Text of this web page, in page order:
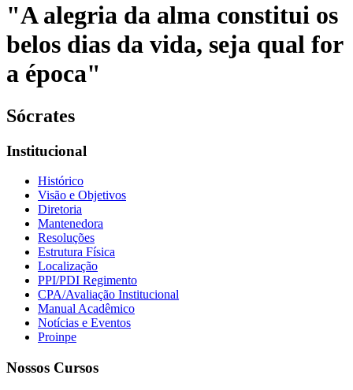
"A alegria da alma constitui os
belos dias da vida, seja qual for
a época"
Sócrates
Institucional
Histórico
Visão e Objetivos
Diretoria
Mantenedora
Resoluções
Estrutura Física
Localização
PPI/PDI Regimento
CPA/Avaliação Institucional
Manual Acadêmico
Notícias e Eventos
Proinpe
Nossos Cursos